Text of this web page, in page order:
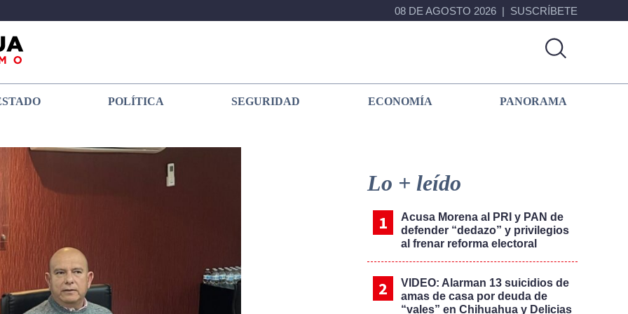
08 DE AGOSTO 2026 SUSCRÍBETE
POLÍTICA SEGURIDAD ECONOMÍA PANORAMA
Sidebar
Lo + leído
Acusa Morena al PRI y PAN de
defender “dedazo” y privilegios
al frenar reforma electoral
VIDEO: Alarman 13 suicidios de
amas de casa por deuda de
“vales” en Chihuahua y Delicias